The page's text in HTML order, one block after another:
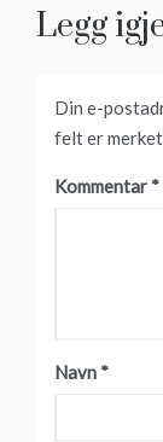
Legg
Din e-
felt er merket
Kommentar *
Navn *